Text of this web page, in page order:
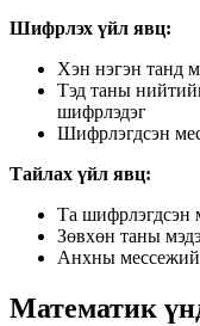
Шифрлэх үйл явц:
Хэн нэгэн танд
Тэд таны
шифрлэдэг
Шифрлэгдсэн
Тайлах үйл явц:
Та шифрлэгдсэн
Зөвхөн таны
Анхны
Математик